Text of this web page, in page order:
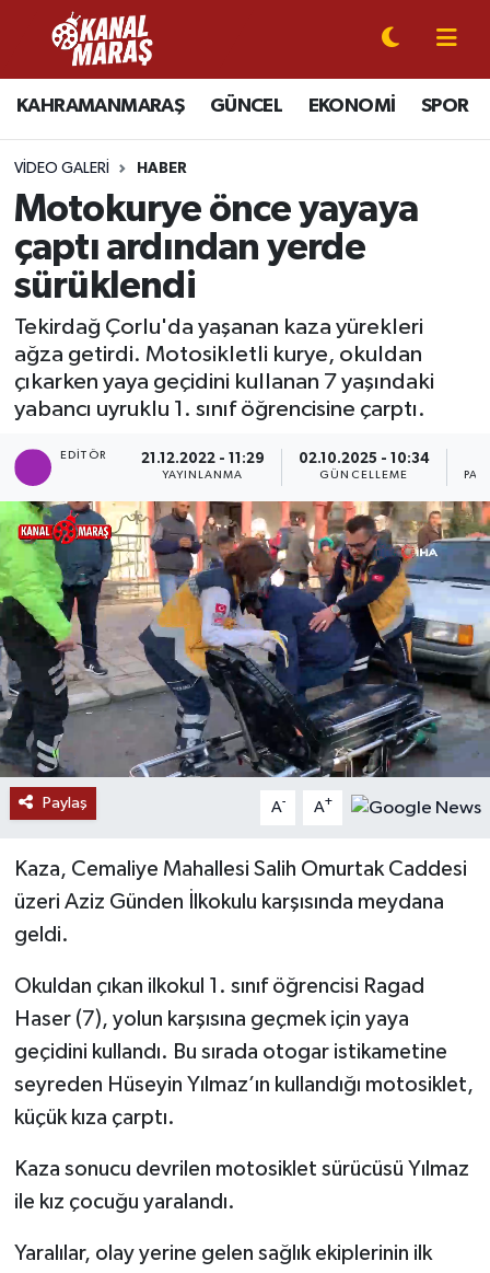
KAHRAMANMARAŞ GÜNCEL EKONOMİ SPOR
VIDEO GALERI HABER
Motokurye önce yayaya
çaptı ardından yerde
sürüklendi
Tekirdağ Çorlu'da yaşanan kaza yürekleri
ağza getirdi. Motosikletli kurye, okuldan
çıkarken yaya geçidini kullanan 7 yaşındaki
yabancı uyruklu 1. sınıf öğrencisine çarptı.
EDITÖR 21.12.2022 - 11:29
YAYINLANMA
02.10.2025 - 10:34
GÜNCELLEME
Paylaş A- A+
Kaza, Cemaliye Mahallesi Salih Omurtak Caddesi
üzeri Aziz Günden İlkokulu karşısında meydana
geldi.
Okuldan çıkan ilkokul 1. sınıf öğrencisi Ragad
Haser (7), yolun karşısına geçmek için yaya
geçidini kullandı. Bu sırada otogar istikametine
seyreden Hüseyin Yılmaz’ın kullandığı motosiklet,
küçük kıza çarptı.
Kaza sonucu devrilen motosiklet sürücüsü Yılmaz
ile kız çocuğu yaralandı.
Yaralılar, olay yerine gelen sağlık ekiplerinin ilk
CANLI YAYIN
KAHRAMANMARAŞ
GÜNCEL
SPOR
EKONOMİ
GÜNDEM
SAĞLIK
EĞİTİM
BÖLGE
KEŞFET
POPÜLER
DÜNYA
TREND
OTOMOTİV
TEKNOLOJİ
YAŞAM
Kahramanmaraş Nöbetçi Eczaneler
Kahramanmaraş Hava Durumu
Kahramanmaraş Namaz Vakitleri
Kahramanmaraş Trafik Yoğunluk Haritası
Tüm Manşetler
Son Dakika Haberleri
Haber Arşivi